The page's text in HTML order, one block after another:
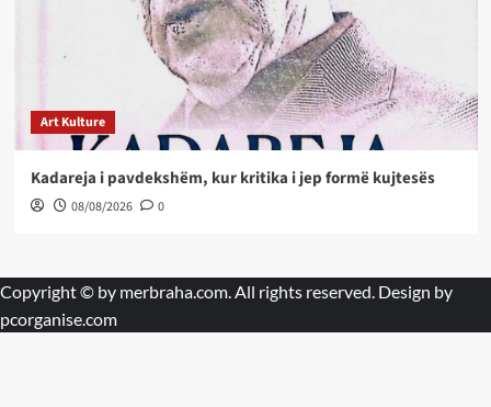
Art Kulture
Kadareja i pavdekshëm, kur kritika i jep formë kujtesës
08/08/2026 0
Copyright © by merbraha.com. All rights reserved. Design by
pcorganise.com